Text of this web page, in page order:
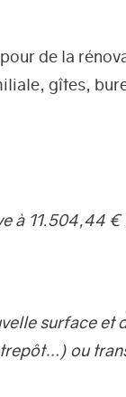
de la
gîtes,
à 11.504,44 €
surface et
ou